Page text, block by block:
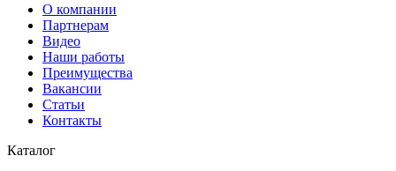
О компании
Партнерам
Видео
Наши работы
Преимущества
Вакансии
Статьи
Контакты
Каталог